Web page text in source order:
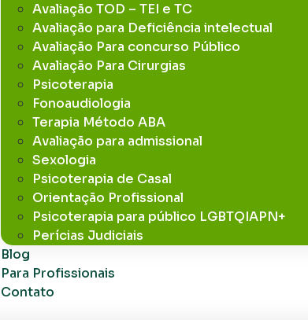
Avaliação TOD – TEI e TC
Avaliação para Deficiência intelectual
Avaliação Para concurso Público
Avaliação Para Cirurgias
Psicoterapia
Fonoaudiologia
Terapia Método ABA
Avaliação para admissional
Sexologia
Psicoterapia de Casal
Orientação Profissional
Psicoterapia para público LGBTQIAPN+
Perícias Judiciais
Blog
Para Profissionais
Contato